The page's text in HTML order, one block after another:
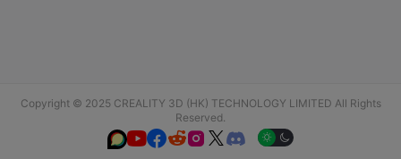
Copyright © 2025 CREALITY 3D (HK) TECHNOLOGY LIMITED All Rights
Reserved.
  